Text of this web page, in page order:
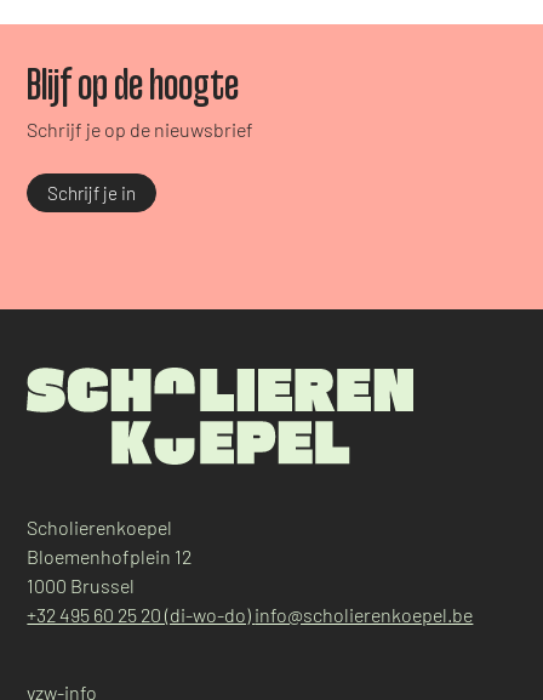
Blijf op de hoogte
Schrijf je op de nieuwsbrief
Schrijf je in
Scholierenkoepel
Bloemenhofplein 12
1000 Brussel
+32 495 60 25 20 (di-wo-do) info@scholierenkoepel.be
vzw-info